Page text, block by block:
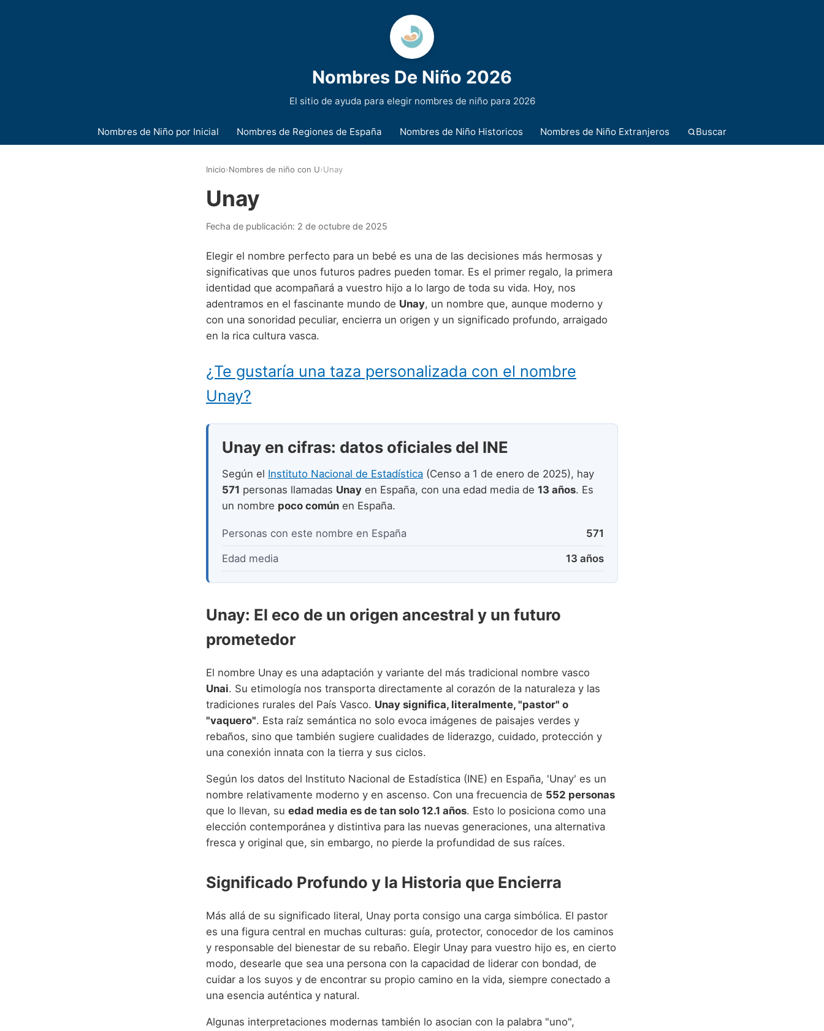
Nombres De Niño 2026
El sitio de ayuda para elegir nombres de niño para 2026
Nombres de Niño por Inicial Nombres de Regiones de España Nombres de Niño Historicos Nombres de Niño Extranjeros Buscar
Inicio›Nombres de niño con U›Unay
Unay
Fecha de publicación: 2 de octubre de 2025
Elegir el nombre perfecto para un bebé es una de las decisiones más hermosas y
significativas que unos futuros padres pueden tomar. Es el primer regalo, la primera
identidad que acompañará a vuestro hijo a lo largo de toda su vida. Hoy, nos
adentramos en el fascinante mundo de Unay, un nombre que, aunque moderno y
con una sonoridad peculiar, encierra un origen y un significado profundo, arraigado
en la rica cultura vasca.
¿Te gustaría una taza personalizada con el nombre
Unay?
Unay en cifras: datos oficiales del INE
Según el Instituto Nacional de Estadística (Censo a 1 de enero de 2025), hay
571 personas llamadas Unay en España, con una edad media de 13 años. Es
un nombre poco común en España.
Personas con este nombre en España 571
Edad media 13 años
Unay: El eco de un origen ancestral y un futuro
prometedor
El nombre Unay es una adaptación y variante del más tradicional nombre vasco
Unai. Su etimología nos transporta directamente al corazón de la naturaleza y las
tradiciones rurales del País Vasco. Unay significa, literalmente, "pastor" o
"vaquero". Esta raíz semántica no solo evoca imágenes de paisajes verdes y
rebaños, sino que también sugiere cualidades de liderazgo, cuidado, protección y
una conexión innata con la tierra y sus ciclos.
Según los datos del Instituto Nacional de Estadística (INE) en España, 'Unay' es un
nombre relativamente moderno y en ascenso. Con una frecuencia de 552 personas
que lo llevan, su edad media es de tan solo 12.1 años. Esto lo posiciona como una
elección contemporánea y distintiva para las nuevas generaciones, una alternativa
fresca y original que, sin embargo, no pierde la profundidad de sus raíces.
Significado Profundo y la Historia que Encierra
Más allá de su significado literal, Unay porta consigo una carga simbólica. El pastor
es una figura central en muchas culturas: guía, protector, conocedor de los caminos
y responsable del bienestar de su rebaño. Elegir Unay para vuestro hijo es, en cierto
modo, desearle que sea una persona con la capacidad de liderar con bondad, de
cuidar a los suyos y de encontrar su propio camino en la vida, siempre conectado a
una esencia auténtica y natural.
Algunas interpretaciones modernas también lo asocian con la palabra "uno",